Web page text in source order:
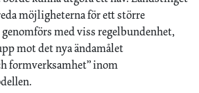
möjligheterna för ett större
med viss regelbundenhet,
mot det nya ändamålet
formverksamhet” inom